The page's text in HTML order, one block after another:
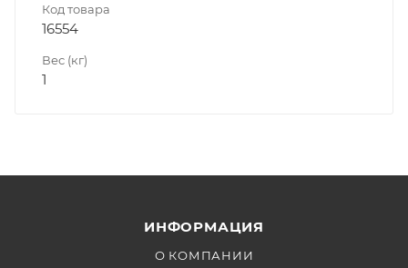
Код товара
16554
Вес (кг)
1
ИНФОРМАЦИЯ
О КОМПАНИИ